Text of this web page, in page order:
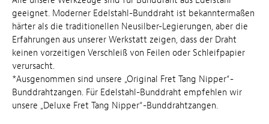
geeignet. Moderner Edelstahl-Bunddraht ist bekanntermaßen
härter als die traditionellen Neusilber-Legierungen, aber die
Erfahrungen aus unserer Werkstatt zeigen, dass der Draht
keinen vorzeitigen Verschleiß von Feilen oder Schleifpapier
verursacht.
*Ausgenommen sind unsere „Original Fret Tang Nipper“-
Bunddrahtzangen. Für Edelstahl-Bunddraht empfehlen wir
unsere „Deluxe Fret Tang Nipper“-Bunddrahtzangen.